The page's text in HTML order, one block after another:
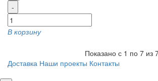
-
В корзину
Показано с 1 по 7 из
Доставка Наши проекты Контакты